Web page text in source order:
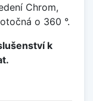
Chrom,
o 360 °.
k